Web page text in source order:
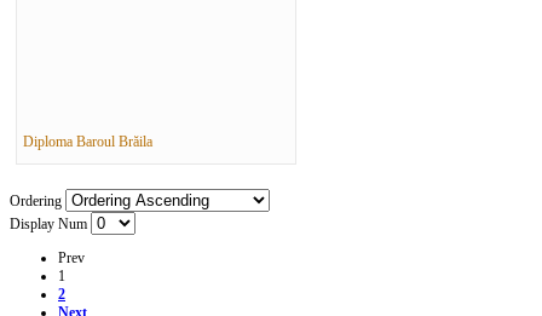
Diploma Baroul Brăila
Ordering
Display Num
Prev
1
2
Next